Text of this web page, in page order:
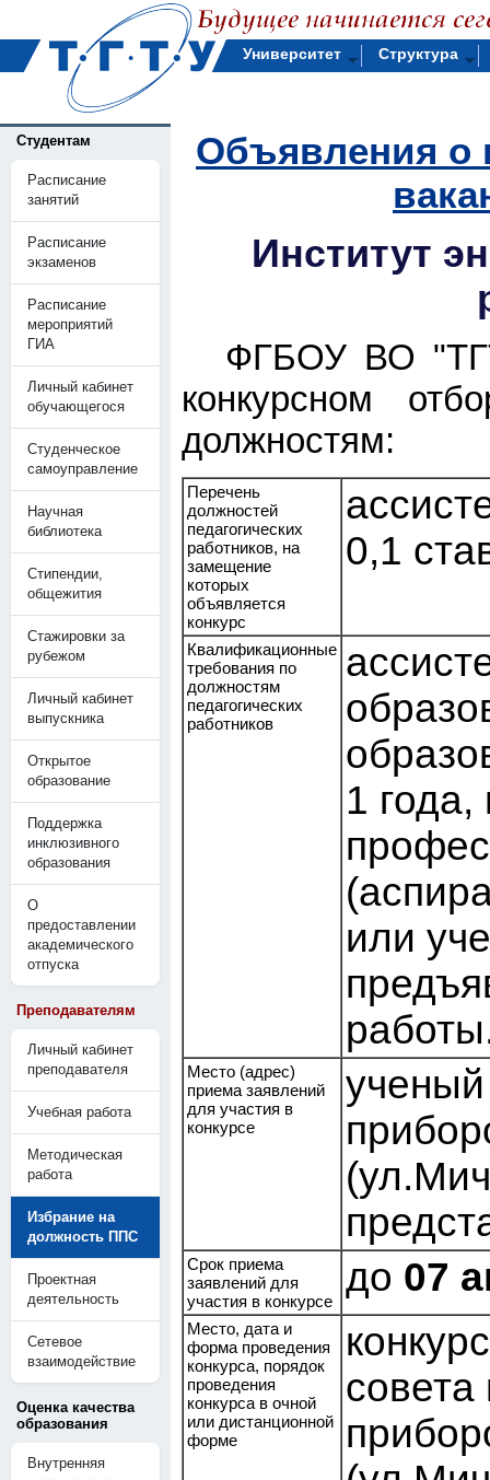
Университет Структура
Студентам
Расписание
занятий
Расписание
экзаменов
Расписание
мероприятий
ГИА
Личный кабинет
обучающегося
Студенческое
самоуправление
Научная
библиотека
Стипендии,
общежития
Стажировки за
рубежом
Личный кабинет
выпускника
Открытое
образование
Поддержка
инклюзивного
образования
О
предоставлении
академического
отпуска
Преподавателям
Личный кабинет
преподавателя
Учебная работа
Методическая
работа
Избрание на
должность ППС
Проектная
деятельность
Сетевое
взаимодействие
Оценка качества
образования
Внутренняя
Объявления о
Институт
ФГБОУ ВО
конкурсном
должностям:
Перечень
должностей
педагогических
работников, на
замещение
которых
объявляется
конкурс
0,1
Квалификационные
требования по
должностям
педагогических
работников
1 года,
или
Место (адрес)
приема заявлений
для участия в
конкурсе
ученый
Срок приема
заявлений для
участия в конкурсе
до 07
Место, дата и
форма проведения
конкурса, порядок
проведения
конкурса в очной
или дистанционной
форме
совета